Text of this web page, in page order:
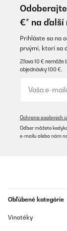
Čistenie
Doplnkové
Odolnosť
Sú cenovo
indukčné
Nie je
doske fungujú
Vstavaná
Nevypínajú
Platničky sú
Dlhšia doba
€* na ďalší
Prihláste sa na
prvými, ktorí sa
Zľava 10 € nemôže
objednávky 100 €.
Ochrana osobných
Odber môžete
e-mailu alebo nám
Obľúbené kategórie
Vinotéky